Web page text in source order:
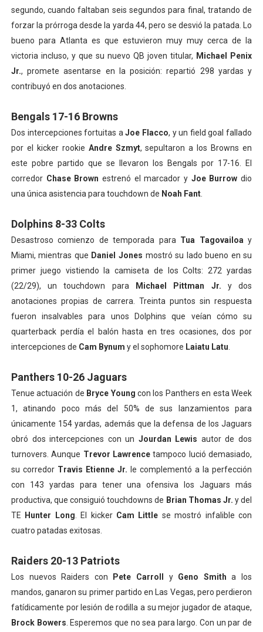
segundo, cuando faltaban seis segundos para final, tratando de
forzar la prórroga desde la yarda 44, pero se desvió la patada. Lo
bueno para Atlanta es que estuvieron muy muy cerca de la
victoria incluso, y que su nuevo QB joven titular, Michael Penix
Jr., promete asentarse en la posición: repartió 298 yardas y
contribuyó en dos anotaciones.
Bengals 17-16 Browns
Dos intercepciones fortuitas aJoe Flacco, y un field goal fallado
por el kicker rookie Andre Szmyt, sepultaron a los Browns en
este pobre partido que se llevaron los Bengals por 17-16. El
corredor Chase Brown estrenó el marcador y Joe Burrow dio
una única asistencia para touchdown de Noah Fant.
Dolphins 8-33 Colts
Desastroso comienzo de temporada para Tua Tagovailoay
Miami, mientras que Daniel Jones mostró su lado bueno en su
primer juego vistiendo la camiseta de los Colts: 272 yardas
(22/29), un touchdown para
Michael Pittman Jr. y dos
anotaciones propias de carrera. Treinta puntos sin respuesta
fueron insalvables para unos Dolphins que veían cómo su
quarterback perdía el balón hasta en tres ocasiones, dos por
intercepciones de Cam Bynum y el sophomore Laiatu Latu
Panthers 10-26 Jaguars
Tenue actuación de Bryce Youngcon los Panthers en esta Week
1, atinando poco más del 50% de sus lanzamientos para
únicamente 154 yardas, además que la defensa de los Jaguars
obró dos intercepciones con un Jourdan Lewis autor de dos
turnovers. Aunque Trevor Lawrencetampoco lució demasiado,
su corredor Travis Etienne Jr. le complementó a la perfección
con 143 yardas para tener una ofensiva los Jaguars más
productiva, que consiguió touchdowns de Brian Thomas Jr. y del
TE
Hunter Long . El kicker Cam Little se mostró infalible con
cuatro patadas exitosas.
Raiders 20-13 Patriots
Los nuevos Raiders con Pete Carroll y Geno Smith a los
mandos, ganaron su primer partido en Las Vegas, pero perdieron
fatídicamente por lesión de rodilla a su mejor jugador de ataque,
Brock Bowers . Esperemos que no sea para largo. Con un par de